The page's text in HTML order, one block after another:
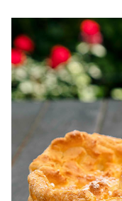
dietetice. Idei